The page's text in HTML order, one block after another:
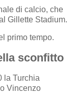
di calcio, che
Gillette Stadium.
primo tempo.
sconfitto
la Turchia
Vincenzo